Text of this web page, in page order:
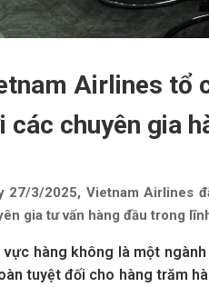
Airlines tổ
các chuyên gia
27/3/2025, Vietnam Airlines
gia tư vấn hàng đầu trong
vực hàng không là một
tuyệt đối cho hàng trăm